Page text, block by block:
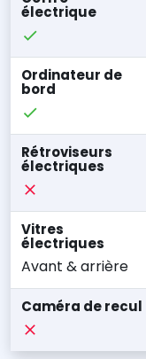
électrique
Ordinateur de
bord
Rétroviseurs
électriques
Vitres
électriques
Avant & arrière
Caméra de recul